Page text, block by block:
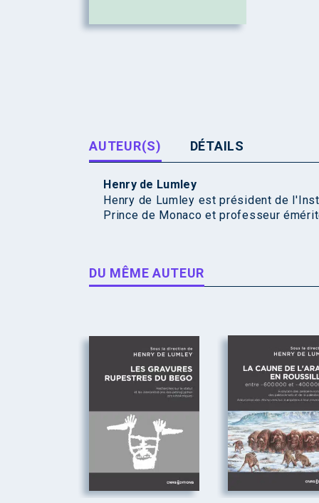
AUTEUR(S) DÉTAILS
Henry de Lumley
Henry de Lumley est président de
Prince de Monaco et professeur
DU MÊME AUTEUR